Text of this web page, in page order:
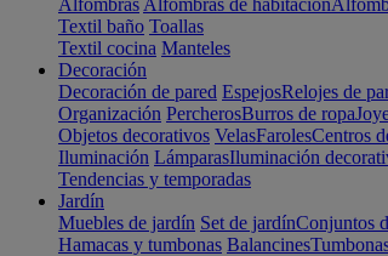
Alfombras Alfombras de habitación
Textil baño Toallas
Textil cocina Manteles
Decoración
Decoración de pared EspejosRelojes de
Organización PercherosBurros de ropa
Objetos decorativos VelasFarolesCentros
Iluminación LámparasIluminación
Tendencias y temporadas
Jardín
Muebles de jardín Set de jardínConjuntos
Hamacas y tumbonas Balancines